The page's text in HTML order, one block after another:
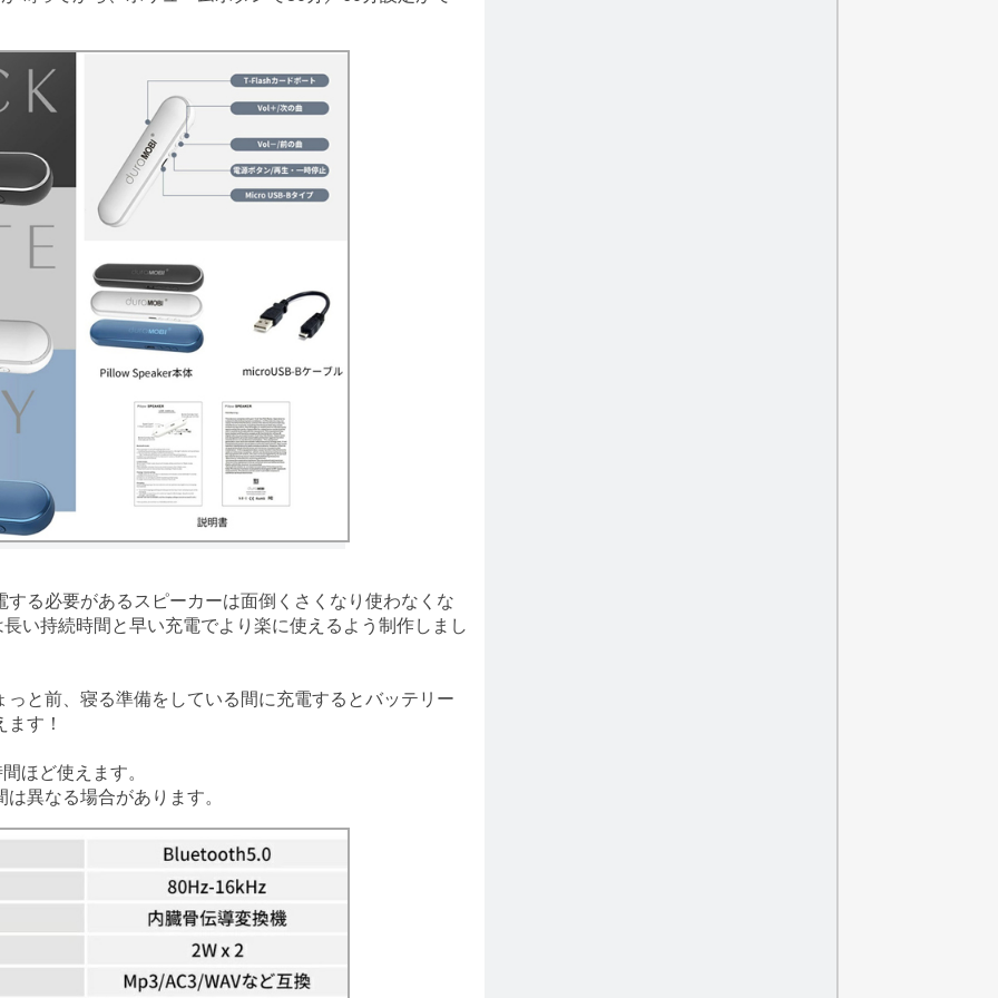
る必要があるスピーカーは面倒くさくなり使わなくな
い持続時間と早い充電でより楽に使えるよう制作しまし
と前、寝る準備をしている間に充電するとバッテリー
す！
ほど使えます。
異なる場合があります。